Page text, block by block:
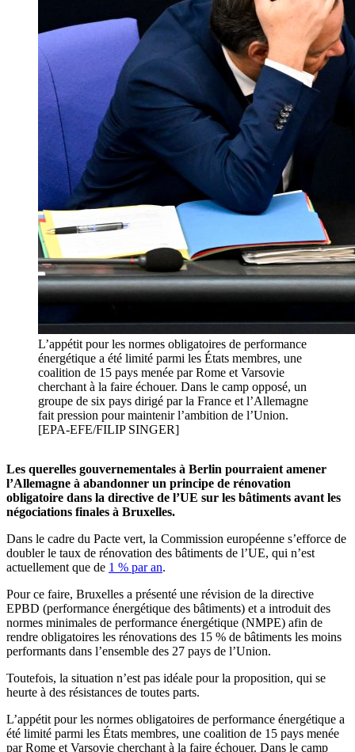
L’appétit pour les normes obligatoires de performance
énergétique a été limité parmi les États membres, une
coalition de 15 pays menée par Rome et Varsovie
cherchant à la faire échouer. Dans le camp opposé, un
groupe de six pays dirigé par la France et l’Allemagne
fait pression pour maintenir l’ambition de l’Union.
[EPA-EFE/FILIP SINGER]
Les querelles gouvernementales à Berlin pourraient amener
l’Allemagne à abandonner un principe de rénovation
obligatoire dans la directive de l’UE sur les bâtiments avant les
négociations finales à Bruxelles.
Dans le cadre du Pacte vert, la Commission européenne s’efforce de
doubler le taux de rénovation des bâtiments de l’UE, qui n’est
actuellement que de 1 % par an.
Pour ce faire, Bruxelles a présenté une révision de la directive
EPBD (performance énergétique des bâtiments) et a introduit des
normes minimales de performance énergétique (NMPE) afin de
rendre obligatoires les rénovations des 15 % de bâtiments les moins
performants dans l’ensemble des 27 pays de l’Union.
Toutefois, la situation n’est pas idéale pour la proposition, qui se
heurte à des résistances de toutes parts.
L’appétit pour les normes obligatoires de performance énergétique a
été limité parmi les États membres, une coalition de 15 pays menée
par Rome et Varsovie cherchant à la faire échouer. Dans le camp